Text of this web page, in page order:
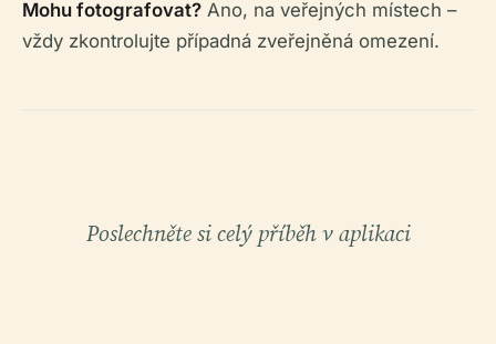
Mohu fotografovat? Ano, na veřejných místech –
vždy zkontrolujte případná zveřejněná omezení.
Poslechněte si celý příběh v aplikaci